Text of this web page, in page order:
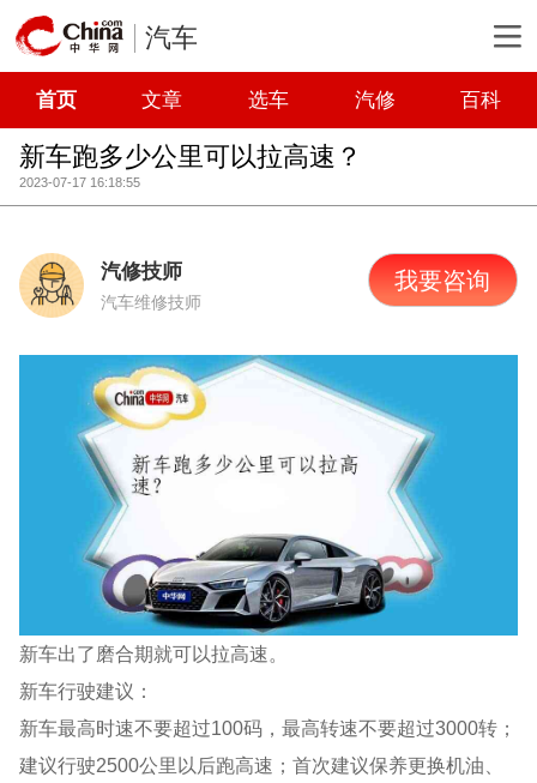
汽车
首页 文章 选车 汽修 百科
新车跑多少公里可以拉高速？
2023-07-17 16:18:55
汽修技师
汽车维修技师
我要咨询
新车出了磨合期就可以拉高速。
新车行驶建议：
新车最高时速不要超过100码，最高转速不要超过3000转；
建议行驶2500公里以后跑高速；首次建议保养更换机油、